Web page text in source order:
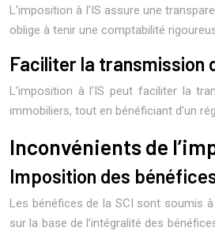
L’imposition à l’IS assure une
oblige à tenir une comptabilité
Faciliter la transmission
L’imposition à l’IS peut faciliter la
immobiliers, tout en bénéficiant d’un
Inconvénients de
Imposition des
Les bénéfices de la SCI sont soumis
sur la base de l’intégralité des